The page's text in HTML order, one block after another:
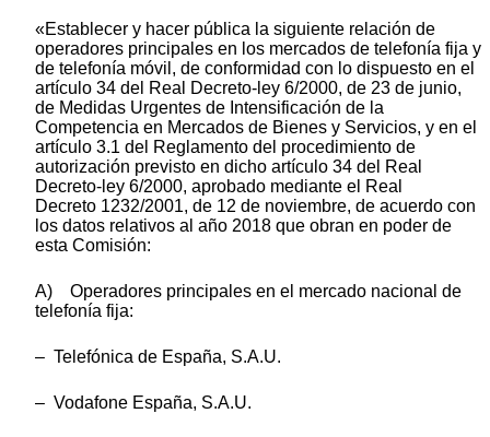
«Establecer y hacer pública la siguiente relación de
operadores principales en los mercados de telefonía fija y
de telefonía móvil, de conformidad con lo dispuesto en el
artículo 34 del Real Decreto-ley 6/2000, de 23 de junio,
de Medidas Urgentes de Intensificación de la
Competencia en Mercados de Bienes y Servicios, y en el
artículo 3.1 del Reglamento del procedimiento de
autorización previsto en dicho artículo 34 del Real
Decreto-ley 6/2000, aprobado mediante el Real
Decreto 1232/2001, de 12 de noviembre, de acuerdo con
los datos relativos al año 2018 que obran en poder de
esta Comisión:
A) Operadores principales en el mercado nacional de
telefonía fija:
– Telefónica de España, S.A.U.
– Vodafone España, S.A.U.